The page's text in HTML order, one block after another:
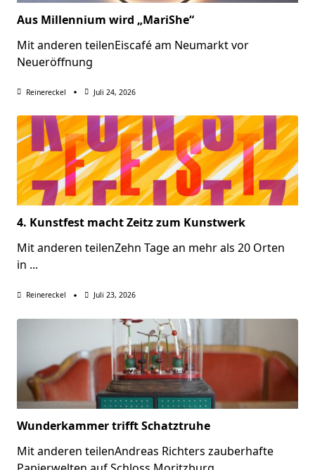
Aus Millennium wird „MariShe“
Mit anderen teilenEiscafé am Neumarkt vor
Neueröffnung
Reinereckel Juli 24, 2026
4. Kunstfest macht Zeitz zum Kunstwerk
Mit anderen teilenZehn Tage an mehr als 20 Orten
in ...
Reinereckel Juli 23, 2026
Wunderkammer trifft Schatztruhe
Mit anderen teilenAndreas Richters zauberhafte